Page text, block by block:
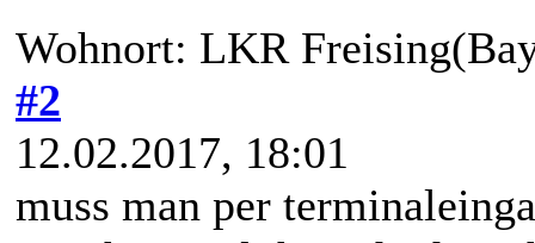
Bewertung:33
KFZ: E39 Touring
ich nutze::
IBusCommunicator